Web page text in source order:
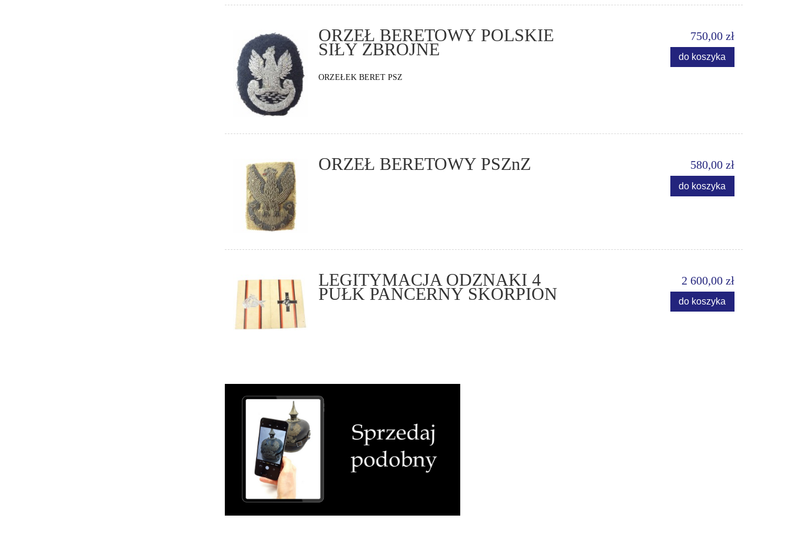
ORZEŁ BERETOWY POLSKIE
SIŁY ZBROJNE
ORZEŁEK BERET PSZ
750,00 zł
do koszyka
ORZEŁ BERETOWY PSZnZ 580,00 zł
do koszyka
LEGITYMACJA ODZNAKI 4
PUŁK PANCERNY SKORPION
2 600,00 zł
do koszyka